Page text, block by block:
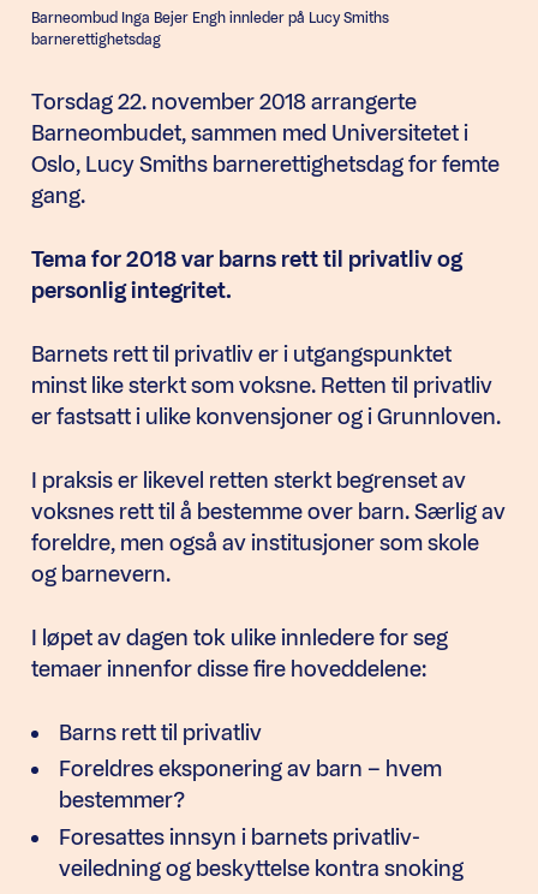
Barneombud Inga Bejer Engh innleder på Lucy Smiths
barnerettighetsdag
Torsdag 22. november 2018 arrangerte
Barneombudet, sammen med Universitetet i
Oslo, Lucy Smiths barnerettighetsdag for femte
gang.
Tema for 2018 var barns rett til privatliv og
personlig integritet.
Barnets rett til privatliv er i utgangspunktet
minst like sterkt som voksne. Retten til privatliv
er fastsatt i ulike konvensjoner og i Grunnloven.
I praksis er likevel retten sterkt begrenset av
voksnes rett til å bestemme over barn. Særlig av
foreldre, men også av institusjoner som skole
og barnevern.
I løpet av dagen tok ulike innledere for seg
temaer innenfor disse fire hoveddelene:
Barns rett til privatliv
Foreldres eksponering av barn – hvem
bestemmer?
Foresattes innsyn i barnets privatliv-
veiledning og beskyttelse kontra snoking